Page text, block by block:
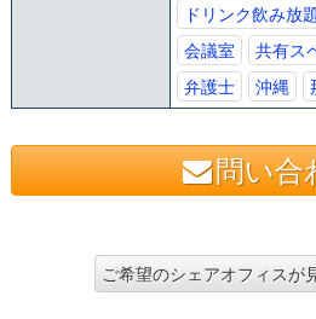
ドリンク飲み放
会議室
共有ス
弁護士
沖縄
問い合
ご希望のシェアオフィスが